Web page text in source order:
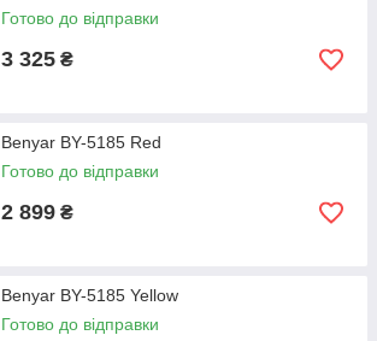
Готово до відправки
3 325 ₴
Benyar BY-5185 Red
Готово до відправки
2 899 ₴
Benyar BY-5185 Yellow
Готово до відправки